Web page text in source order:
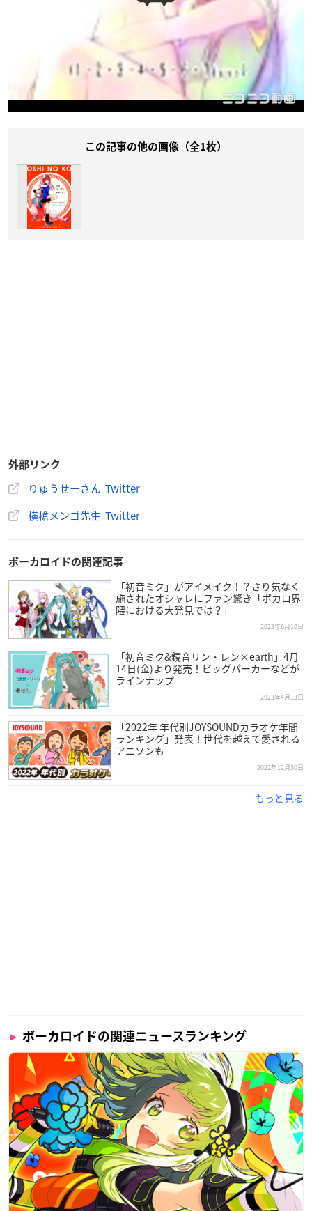
この記事の他の画像（全1枚）
外部リンク
りゅうせーさん Twitter
横槍メンゴ先生 Twitter
ボーカロイドの関連記事
「初音ミク」がアイメイク！？さり気なく
施されたオシャレにファン驚き「ボカロ界
隈における大発見では？」
2023年6月10日
「初音ミク&鏡音リン・レン×earth」4月
14日(金)より発売！ビッグパーカーなどが
ラインナップ
2023年4月13日
「2022年 年代別JOYSOUNDカラオケ年間
ランキング」発表！世代を越えて愛される
アニソンも
2022年12月30日
もっと見る
ボーカロイドの関連ニュースランキング